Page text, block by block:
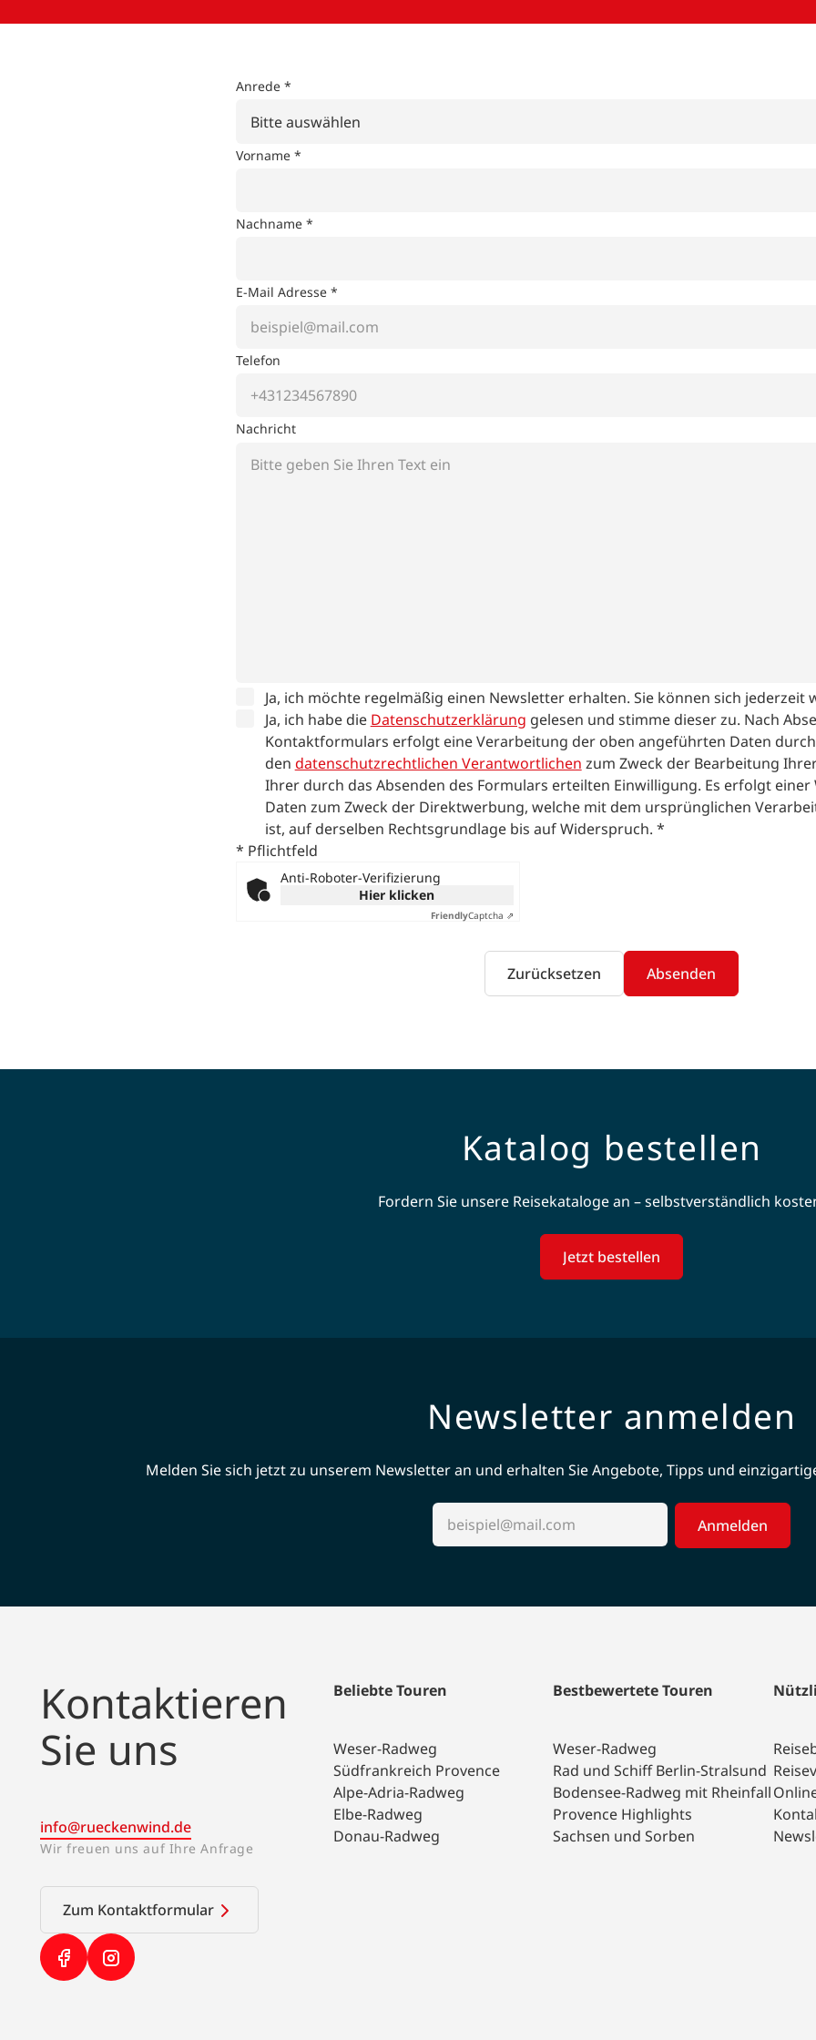
Anrede *
Bitte auswählen
Vorname *
Nachname *
E-Mail Adresse *
Telefon
Nachricht
Ja, ich möchte regelmäßig einen Newsletter erhalten. Sie können sich jederzeit
Ja, ich habe die Datenschutzerklärung gelesen und stimme dieser zu. Nach
Kontaktformulars erfolgt eine Verarbeitung der oben angeführten Daten durch
den datenschutzrechtlichen Verantwortlichen zum Zweck der Bearbeitung
Ihrer durch das Absenden des Formulars erteilten Einwilligung. Es erfolgt
Daten zum Zweck der Direktwerbung, welche mit dem ursprünglichen
ist, auf derselben Rechtsgrundlage bis auf Widerspruch. *
* Pflichtfeld
Anti-Roboter-Verifizierung
Hier klicken
FriendlyCaptcha ⇗
Zurücksetzen Absenden
Katalog bestellen
Fordern Sie unsere Reisekataloge an – selbstverständlich
Jetzt bestellen
Newsletter anmelden
Melden Sie sich jetzt zu unserem Newsletter an und erhalten Sie Angebote, Tipps und
Anmelden
Kontaktieren
Sie uns
info@rueckenwind.de
Wir freuen uns auf Ihre Anfrage
Zum Kontaktformular
(Link öffnet in neuem Tab)
(Link öffnet in neuem Tab)
Beliebte Touren
Weser-Radweg
Südfrankreich Provence
Alpe-Adria-Radweg
Elbe-Radweg
Donau-Radweg
Bestbewertete Touren
Weser-Radweg
Rad und Schiff Berlin-Stralsund
Bodensee-Radweg mit Rheinfall
Provence Highlights
Sachsen und Sorben